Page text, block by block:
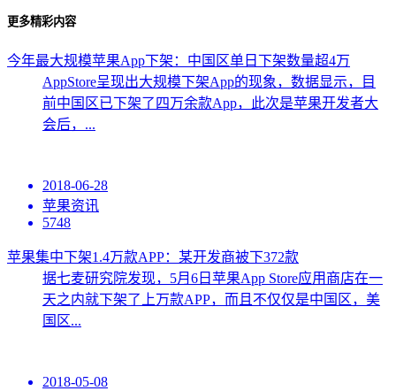
更多精彩内容
今年最大规模苹果App下架：中国区单日下架数量超4万
AppStore呈现出大规模下架App的现象，数据显示，目
前中国区已下架了四万余款App，此次是苹果开发者大
会后，...
2018-06-28
苹果资讯
5748
苹果集中下架1.4万款APP：某开发商被下372款
据七麦研究院发现，5月6日苹果App Store应用商店在一
天之内就下架了上万款APP，而且不仅仅是中国区，美
国区...
2018-05-08